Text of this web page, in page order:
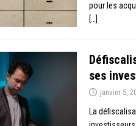
pour les
[…]
ses
janvier 5,
La